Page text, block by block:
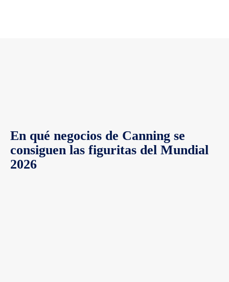
En qué negocios de Canning se
consiguen las figuritas del Mundial
2026